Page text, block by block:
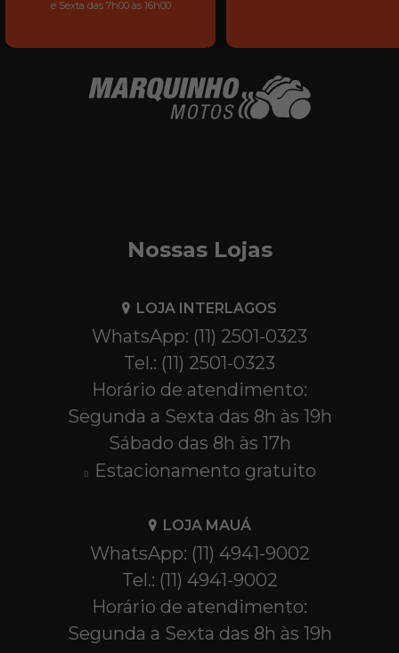
e Sexta das 7h00 às 16h00
Nossas Lojas
LOJA INTERLAGOS
WhatsApp: (11) 2501-0323
Tel.: (11) 2501-0323
Horário de atendimento:
Segunda a Sexta das 8h às 19h
Sábado das 8h às 17h
Estacionamento gratuito
LOJA MAUÁ
WhatsApp: (11) 4941-9002
Tel.: (11) 4941-9002
Horário de atendimento:
Segunda a Sexta das 8h às 19h